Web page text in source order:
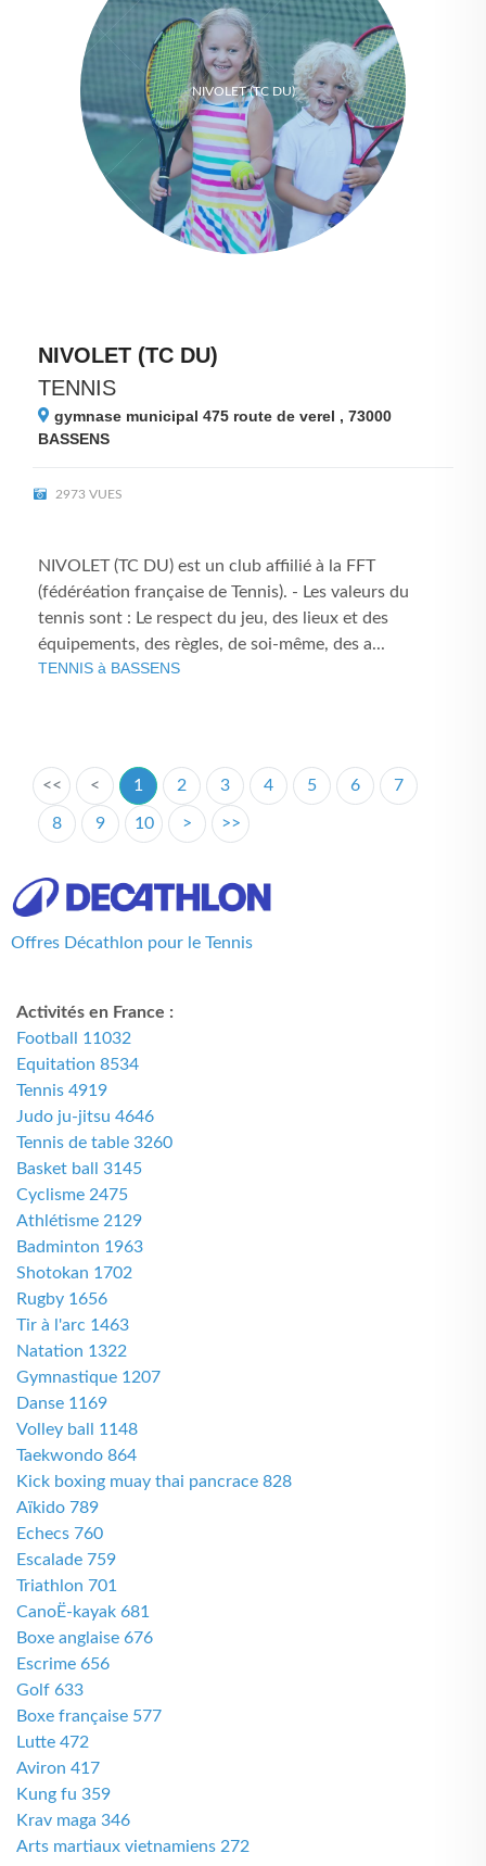
NIVOLET (TC DU)
NIVOLET (TC DU)
TENNIS
gymnase municipal 475 route de verel , 73000
BASSENS
2973 VUES
NIVOLET (TC DU) est un club affiilié à la FFT
(fédéréation française de Tennis). - Les valeurs du
tennis sont : Le respect du jeu, des lieux et des
équipements, des règles, de soi-même, des a...
TENNIS à BASSENS
<< < 1 2 3 4 5 6 7
8 9 10 > >>
Offres Décathlon pour le Tennis
Activités en France :
Football 11032
Equitation 8534
Tennis 4919
Judo ju-jitsu 4646
Tennis de table 3260
Basket ball 3145
Cyclisme 2475
Athlétisme 2129
Badminton 1963
Shotokan 1702
Rugby 1656
Tir à l'arc 1463
Natation 1322
Gymnastique 1207
Danse 1169
Volley ball 1148
Taekwondo 864
Kick boxing muay thai pancrace 828
Aïkido 789
Echecs 760
Escalade 759
Triathlon 701
CanoË-kayak 681
Boxe anglaise 676
Escrime 656
Golf 633
Boxe française 577
Lutte 472
Aviron 417
Kung fu 359
Krav maga 346
Arts martiaux vietnamiens 272